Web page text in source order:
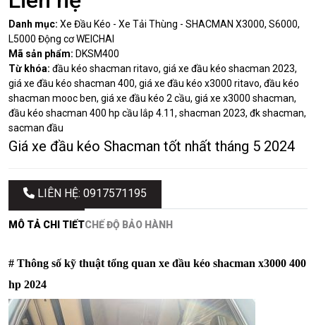
Danh mục: Xe Đầu Kéo - Xe Tải Thùng - SHACMAN X3000, S6000,
L5000 Động cơ WEICHAI
Mã sản phẩm: DKSM400
Từ khóa: đầu kéo shacman ritavo, giá xe đầu kéo shacman 2023,
giá xe đầu kéo shacman 400, giá xe đầu kéo x3000 ritavo, đầu kéo
shacman mooc ben, giá xe đầu kéo 2 cầu, giá xe x3000 shacman,
đầu kéo shacman 400 hp cầu lắp 4.11, shacman 2023, đk shacman,
sacman đầu
Giá xe đầu kéo Shacman tốt nhất tháng 5 2024
LIÊN HỆ: 0917571195
MÔ TẢ CHI TIẾTCHẾ ĐỘ BẢO HÀNH
# Thông số kỹ thuật tổng quan xe đầu kéo shacman x3000 400
hp 2024